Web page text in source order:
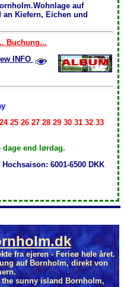
auf
Kiefern, Eichen und
Buchung...
INFO
25 26 27 28 29 30 31 32 33
end lørdag.
6001-6500 DKK
fra ejeren - Ferieø hele året.
auf Bornholm, direkt von
sunny island Bornholm,